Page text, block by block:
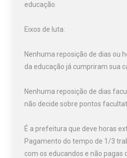
educação.
Eixos de luta:
Nenhuma reposição de dias ou
da educação já cumpriram sua
Nenhuma reposição de dias
não decide sobre pontos
É a prefeitura que deve horas
Pagamento do tempo de 1/3
com os educandos e não pagas